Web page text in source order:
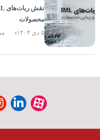
محصولات
۵ دی ۱۴۰۴